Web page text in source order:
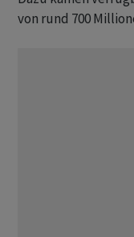
von rund 700